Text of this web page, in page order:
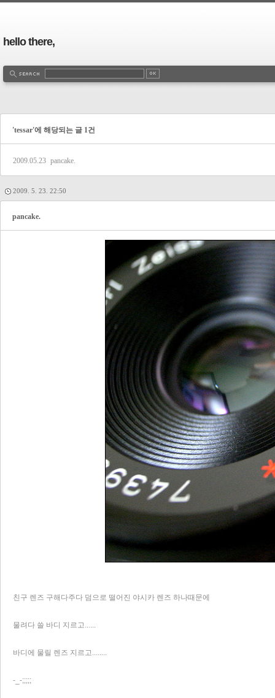
hello there,
'tessar'에 해당되는 글 1건
2009.05.23 pancake.
2009. 5. 23. 22:50
pancake.
친구 렌즈 구해다주다 덤으로 떨어진 야시카 렌즈 하나때문에
물려다 쓸 바디 지르고......
바디에 물릴 렌즈 지르고........
-_-;;;;;